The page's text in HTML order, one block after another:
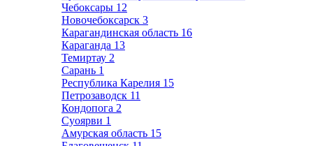
Чебоксары 12
Новочебоксарск 3
Карагандинская область 16
Караганда 13
Темиртау 2
Сарань 1
Республика Карелия 15
Петрозаводск 11
Кондопога 2
Суоярви 1
Амурская область 15